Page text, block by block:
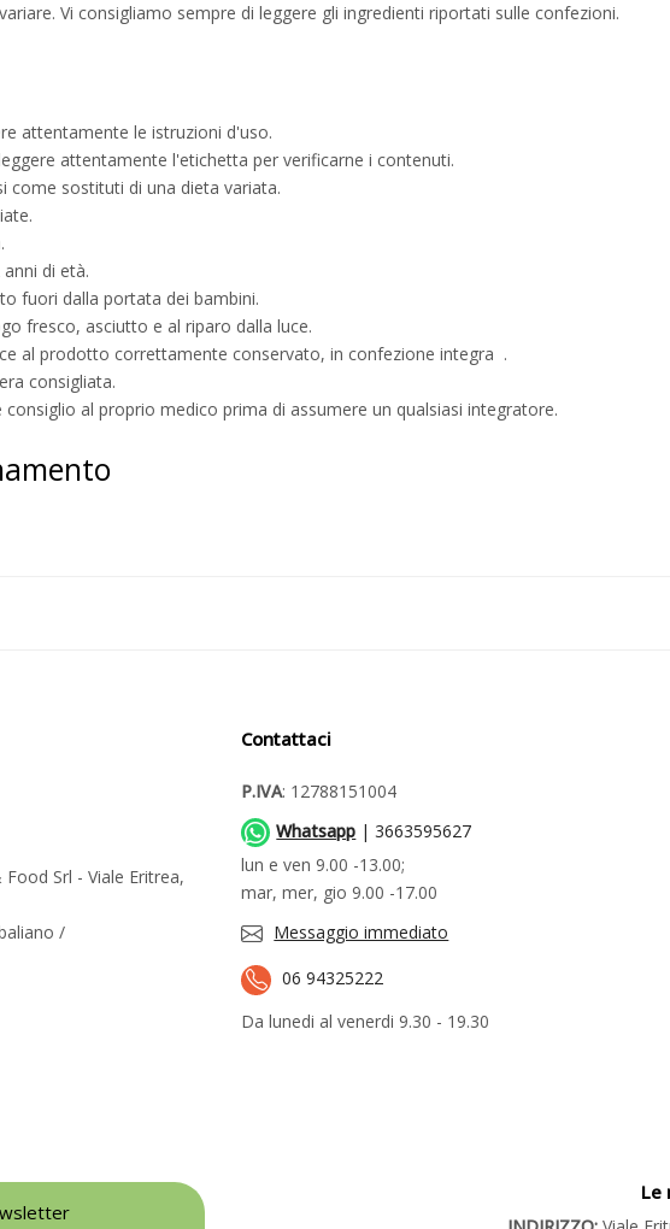
Vi consigliamo sempre di leggere gli ingredienti riportati sulle confezioni.
attentamente le istruzioni d'uso.
attentamente l'etichetta per verificarne i contenuti.
come sostituti di una dieta variata.
di età.
fuori dalla portata dei bambini.
fresco, asciutto e al riparo dalla luce.
al prodotto correttamente conservato, in confezione integra .
consigliata.
al proprio medico prima di assumere un qualsiasi integratore.
Srl - Viale Eritrea,
/
Contattaci
P.IVA: 12788151004
Whatsapp | 3663595627
lun e ven 9.00 -13.00;
mar, mer, gio 9.00 -17.00
Messaggio immediato
06 94325222
Da lunedi al venerdi 9.30 - 19.30
Le